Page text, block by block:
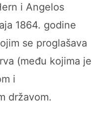
i Angelos
1864. godine
se proglašava
(među kojima je
i
državom.